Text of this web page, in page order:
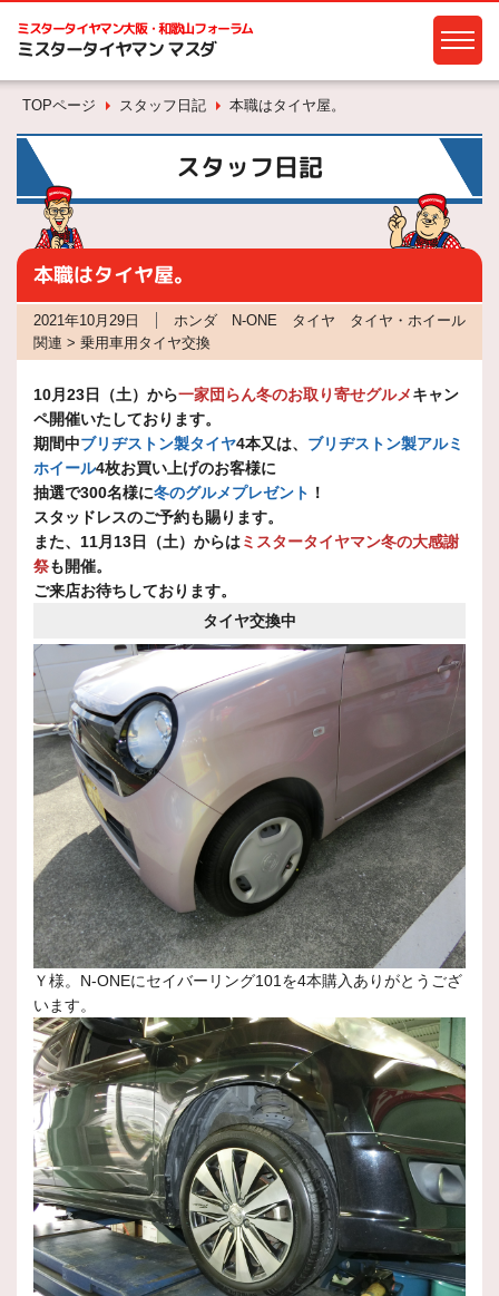
ミスタータイヤマン大阪・和歌山フォーラム
ミスタータイヤマン マスダ
TOPページ スタッフ日記 本職はタイヤ屋。
スタッフ日記
本職はタイヤ屋。
2021年10月29日
ホンダ N-ONE タイヤ タイヤ・ホイール
関連 > 乗用車用タイヤ交換
10月23日（土）から一家団らん冬のお取り寄せグルメキャン
ペ開催いたしております。
期間中ブリヂストン製タイヤ4本又は、 ブリヂストン製アルミ
ホイール4枚お買い上げのお客様に
抽選で300名様に冬のグルメプレゼント ！
スタッドレスのご予約も賜ります。
また、11月13日（土）からはミスタータイヤマン冬の大感謝
祭も開催。
ご来店お待ちしております。
タイヤ交換中
Ｙ様。N-ONEにセイバーリング101を4本購入ありがとうござ
います。